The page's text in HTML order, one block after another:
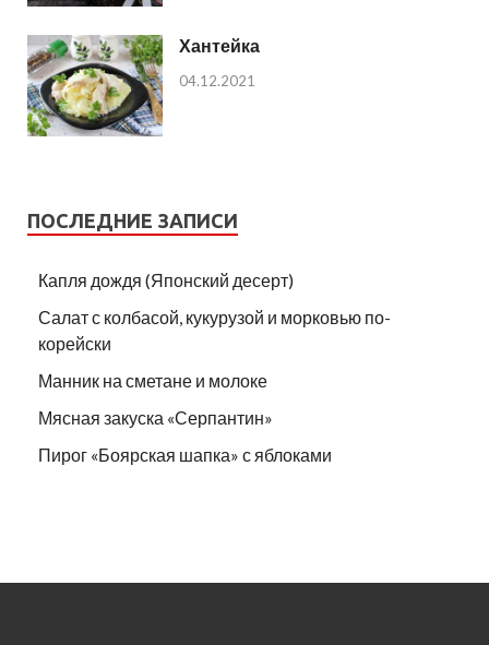
Хантейка
04.12.2021
ПОСЛЕДНИЕ ЗАПИСИ
Капля дождя (Японский десерт)
Салат с колбасой, кукурузой и морковью по-
корейски
Манник на сметане и молоке
Мясная закуска «Серпантин»
Пирог «Боярская шапка» с яблоками